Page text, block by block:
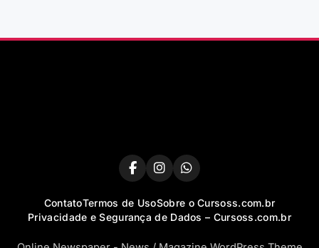
ContatoTermos de UsoSobre o Cursoss.com.br
Privacidade e Segurança de Dados – Cursoss.com.br